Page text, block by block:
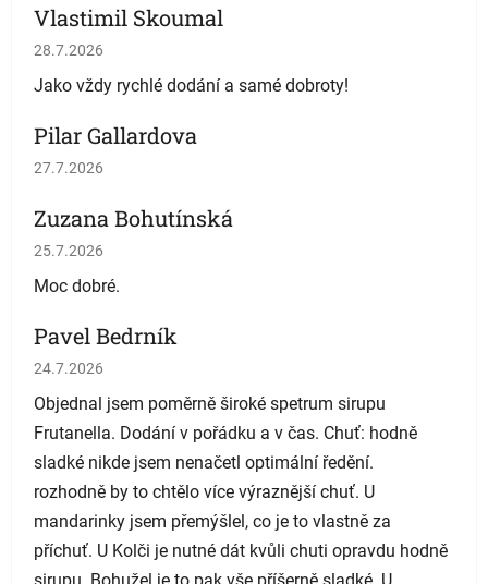
Vlastimil Skoumal
Hodnocení obchodu je 5 z 5 hvězdiček.
28.7.2026
Jako vždy rychlé dodání a samé dobroty!
Pilar Gallardova
Hodnocení obchodu je 5 z 5 hvězdiček.
27.7.2026
Zuzana Bohutínská
Hodnocení obchodu je 5 z 5 hvězdiček.
25.7.2026
Moc dobré.
Pavel Bedrník
Hodnocení obchodu je 5 z 5 hvězdiček.
24.7.2026
Objednal jsem poměrně široké spetrum sirupu
Frutanella. Dodání v pořádku a v čas. Chuť: hodně
sladké nikde jsem nenačetl optimální ředění.
rozhodně by to chtělo více výraznější chuť. U
mandarinky jsem přemýšlel, co je to vlastně za
příchuť. U Kolči je nutné dát kvůli chuti opravdu hodně
sirupu. Bohužel je to pak vše příšerně sladké. U